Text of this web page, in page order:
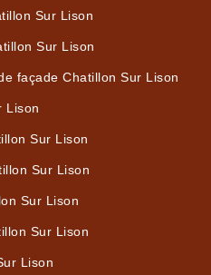
Sur Lison
Sur Lison
façade Chatillon Sur Lison
Lison
Sur Lison
Sur Lison
Sur Lison
Sur Lison
Lison